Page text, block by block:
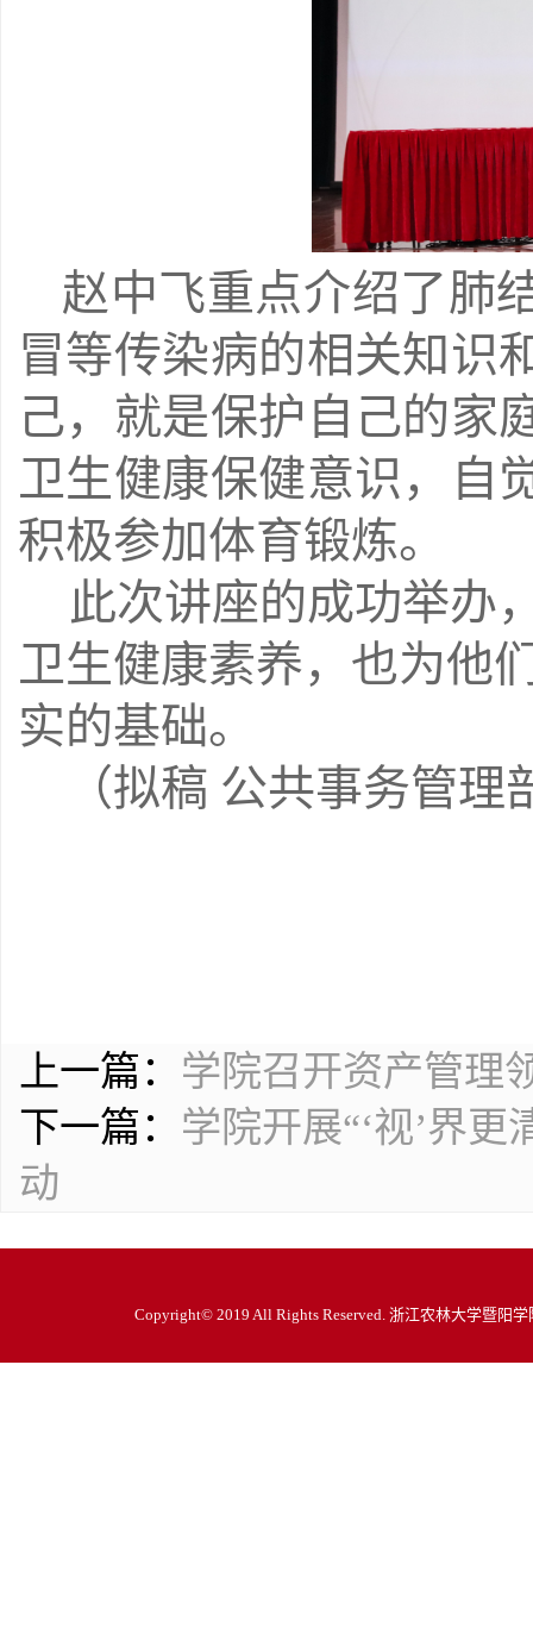
赵中飞重点介绍了肺
冒等传染病的相关知识
己，就是保护自己的家
卫生健康保健意识，自
积极参加体育锻炼。
此次讲座的成功举办
卫生健康素养，也为他
实的基础。
（拟稿 公共事务管理
上一篇： 学院召开资产管理
下一篇： 学院开展“‘视’界
动
Copyright© 2019 All Rights Reserved. 浙江农林大学暨